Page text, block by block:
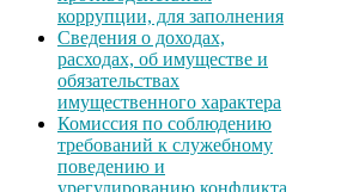
коррупции, для заполнения
Сведения о доходах,
расходах, об имуществе и
обязательствах
имущественного характера
Комиссия по соблюдению
требований к служебному
поведению и
урегулированию конфликта